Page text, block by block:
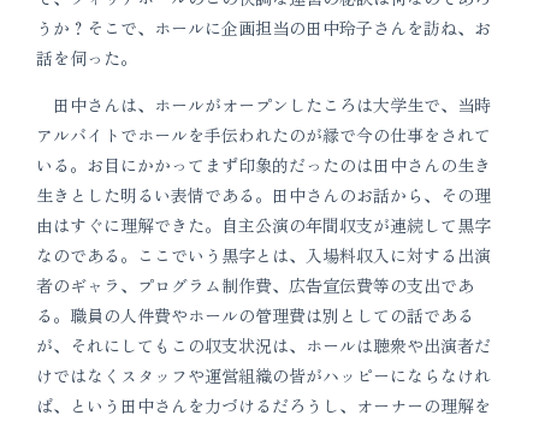
うか？そこで、ホールに企画担当の田中玲子さんを訪ね、お
話を伺った。
田中さんは、ホールがオープンしたころは大学生で、当時
アルバイトでホールを手伝われたのが縁で今の仕事をされて
いる。お目にかかってまず印象的だったのは田中さんの生き
生きとした明るい表情である。田中さんのお話から、その理
由はすぐに理解できた。自主公演の年間収支が連続して黒字
なのである。ここでいう黒字とは、入場料収入に対する出演
者のギャラ、プログラム制作費、広告宣伝費等の支出であ
る。職員の人件費やホールの管理費は別としての話である
が、それにしてもこの収支状況は、ホールは聴衆や出演者だ
けではなくスタッフや運営組織の皆がハッピーにならなけれ
ば、という田中さんを力づけるだろうし、オーナーの理解を